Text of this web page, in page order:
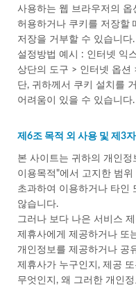
사용하는 웹 브라우저의
허용하거나 쿠키를 저장할
저장을 거부할 수 있습니다.
설정방법 예시 : 인터넷 익
상단의 도구 > 인터넷 옵션
단, 귀하께서 쿠키 설치를
어려움이 있을 수 있습니다.
제6조 목적 외 사용 및 제3
본 사이트는 귀하의 개인
이용목적"에서 고지한 범
초과하여 이용하거나 타인
않습니다.
그러나 보다 나은 서비스
제휴사에게 제공하거나 또
개인정보를 제공하거나 공
제휴사가 누구인지, 제공
무엇인지, 왜 그러한 개인